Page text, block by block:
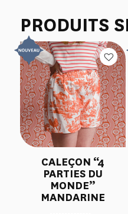
PRODUITS
CALEÇON “4
PARTIES DU
MONDE”
MANDARINE